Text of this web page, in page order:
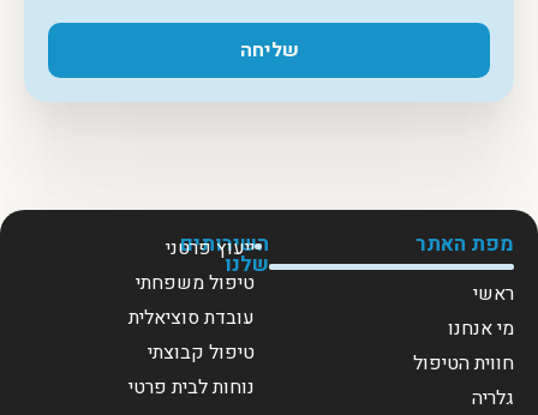
שליחה
מפת האתר
ראשי
מי אנחנו
חווית הטיפול
גלריה
השירותים
שלנו
ייעוץ פרטני
טיפול משפחתי
עובדת סוציאלית
טיפול קבוצתי
נוחות לבית פרטי